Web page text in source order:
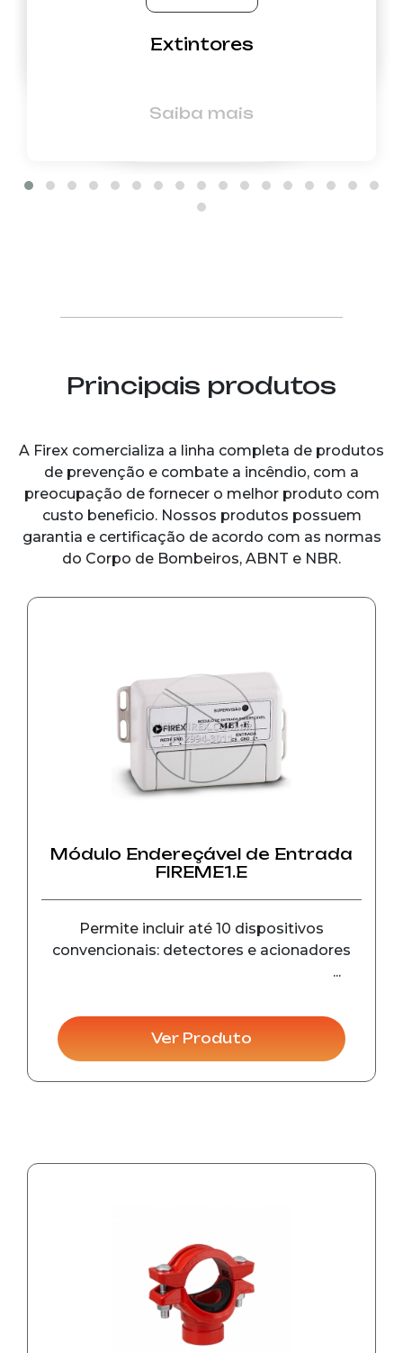
Extintores
Saiba mais
Principais produtos
A Firex comercializa a linha completa de produtos
de prevenção e combate a incêndio, com a
preocupação de fornecer o melhor produto com
custo beneficio. Nossos produtos possuem
garantia e certificação de acordo com as normas
do Corpo de Bombeiros, ABNT e NBR.
Módulo Endereçável de Entrada
FIREME1.E
Permite incluir até 10 dispositivos
convencionais: detectores e acionadores
Ver Produto